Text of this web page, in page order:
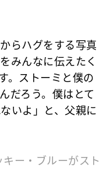
らハグをする写真
みんなに伝えたく
。ストーミと僕の
だろう。僕はとて
いよ」と、父親に
キー・ブルーがスト